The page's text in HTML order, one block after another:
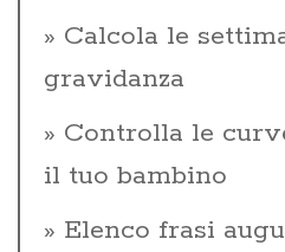
Calcola le
gravidanza
Controlla le
il tuo bambino
Elenco frasi